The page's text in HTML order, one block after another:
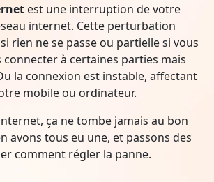
est une interruption de votre
internet. Cette perturbation
rien ne se passe ou partielle si vous
connecter à certaines parties mais
la connexion est instable, affectant
mobile ou ordinateur.
ça ne tombe jamais au bon
avons tous eu une, et passons des
comment régler la panne.